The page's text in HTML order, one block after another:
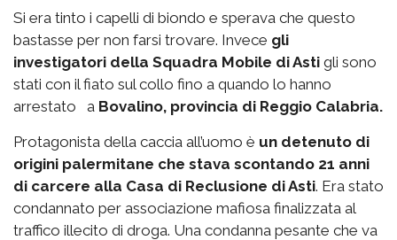
Si era tinto i capelli di biondo e sperava che questo
bastasse per non farsi trovare. Invece gli
investigatori della Squadra Mobile di Asti gli sono
stati con il fiato sul collo fino a quando lo hanno
arrestato a Bovalino, provincia di Reggio Calabria.
Protagonista della caccia all’uomo è un detenuto di
origini palermitane che stava scontando 21 anni
di carcere alla Casa di Reclusione di Asti. Era stato
condannato per associazione mafiosa finalizzata al
traffico illecito di droga. Una condanna pesante che va